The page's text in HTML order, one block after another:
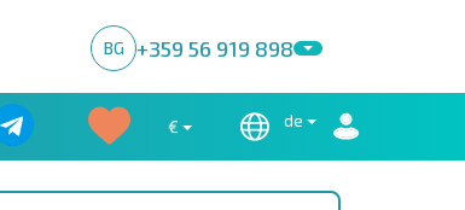
BG +359 56 919 898
€ de